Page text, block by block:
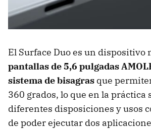
El Surface Duo es un dispositivo
pantallas de 5,6 pulgadas
sistema de bisagras que
360 grados, lo que en la práctica
diferentes disposiciones y usos
de poder ejecutar dos